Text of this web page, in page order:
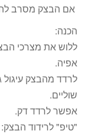
אם הבצק מסרב
הכנה:
אפיה.
לרדד מהבצק עיגול
שוליים.
אפשר לרדד דק.